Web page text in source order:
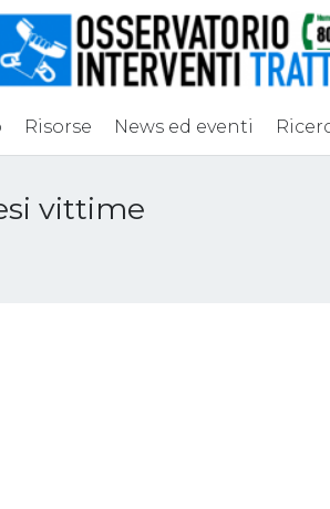
Risorse News ed eventi
vittime